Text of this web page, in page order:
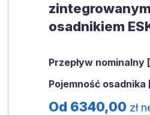
zintegrowanym
osadnikiem
Przepływ nominalny
Pojemność osadnika
Od 6340,00 zł